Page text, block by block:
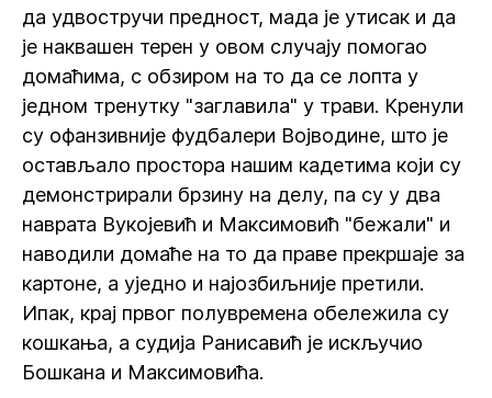
да удвостручи предност, мада је утисак и да
је наквашен терен у овом случају помогао
домаћима, с обзиром на то да се лопта у
једном тренутку "заглавила" у трави. Кренули
су офанзивније фудбалери Војводине, што је
остављало простора нашим кадетима који су
демонстрирали брзину на делу, па су у два
наврата Вукојевић и Максимовић "бежали" и
наводили домаће на то да праве прекршаје за
картоне, а уједно и најозбиљније претили.
Ипак, крај првог полувремена обележила су
кошкања, а судија Ранисавић је искључио
Бошкана и Максимовића.